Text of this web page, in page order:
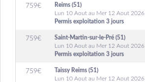
759€
Reims (51)
Lun 10 Aout au Mer 12 Aout 2026
Permis exploitation 3 jours
759€
Saint-Martin-sur-le-Pré (51)
Lun 10 Aout au Mer 12 Aout 2026
Permis exploitation 3 jours
759€
Taissy Reims (51)
Lun 10 Aout au Mer 12 Aout 2026